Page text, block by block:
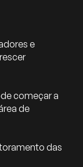
e
começar a
de
das